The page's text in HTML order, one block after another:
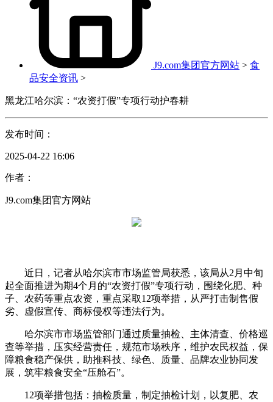
J9.com集团官方网站 > 食
品安全资讯 >
黑龙江哈尔滨：“农资打假”专项行动护春耕
发布时间：
2025-04-22 16:06
作者：
J9.com集团官方网站
近日，记者从哈尔滨市市场监管局获悉，该局从2月中旬
起全面推进为期4个月的“农资打假”专项行动，围绕化肥、种
子、农药等重点农资，重点采取12项举措，从严打击制售假
劣、虚假宣传、商标侵权等违法行为。
哈尔滨市市场监管部门通过质量抽检、主体清查、价格巡
查等举措，压实经营责任，规范市场秩序，维护农民权益，保
障粮食稳产保供，助推科技、绿色、质量、品牌农业协同发
展，筑牢粮食安全“压舱石”。
12项举措包括：抽检质量，制定抽检计划，以复肥、农